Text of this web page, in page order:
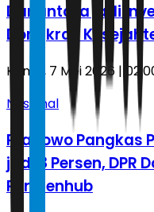
Danantara jadi
Dongkrak
Kamis, 7 Mei 2026 |
Nasional
Prabowo Pangkas
jadi 8 Persen, DPR
Permenhub